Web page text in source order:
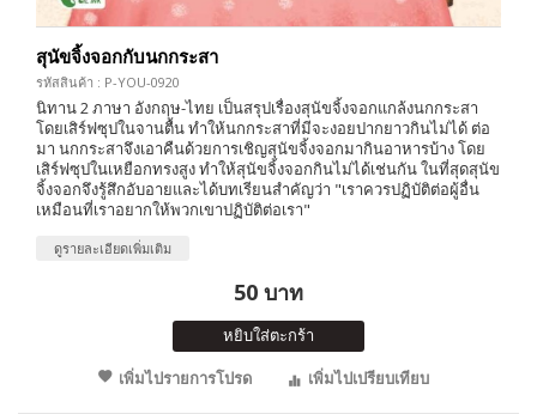
สุนัขจิ้งจอกกับนกกระสา
รหัสสินค้า : P-YOU-0920
นิทาน 2 ภาษา อังกฤษ-ไทย เป็นสรุปเรื่องสุนัขจิ้งจอกแกล้งนกกระสา
โดยเสิร์ฟซุปในจานตื้น ทำให้นกกระสาที่มีจะงอยปากยาวกินไม่ได้ ต่อ
มา นกกระสาจึงเอาคืนด้วยการเชิญสุนัขจิ้งจอกมากินอาหารบ้าง โดย
เสิร์ฟซุปในเหยือกทรงสูง ทำให้สุนัขจิ้งจอกกินไม่ได้เช่นกัน ในที่สุดสุนัข
จิ้งจอกจึงรู้สึกอับอายและได้บทเรียนสำคัญว่า "เราควรปฏิบัติต่อผู้อื่น
เหมือนที่เราอยากให้พวกเขาปฏิบัติต่อเรา"
ดูรายละเอียดเพิ่มเติม
50 บาท
หยิบใส่ตะกร้า
เพิ่มไปรายการโปรด
เพิ่มไปเปรียบเทียบ